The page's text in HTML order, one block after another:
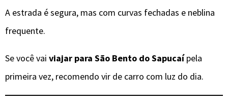
A estrada é segura, mas com curvas fechadas e neblina
frequente.
Se você vai viajar para São Bento do Sapucaípela
primeira vez, recomendo vir de carro com luz do dia.